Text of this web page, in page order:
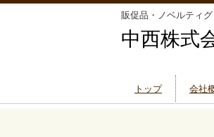
販促品・ノベルティ
中西株式
トップ 会社